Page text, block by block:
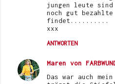
jungen leute
noch gut
findet..........
xxx
ANTWORTEN
Maren von
Das war auch